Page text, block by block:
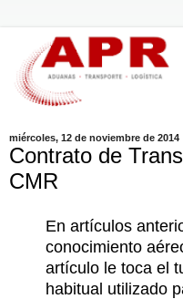
miércoles, 12 de noviembre de 2014
Contrato de
CMR
En artículos
conocimiento
artículo le toca el
habitual utilizado